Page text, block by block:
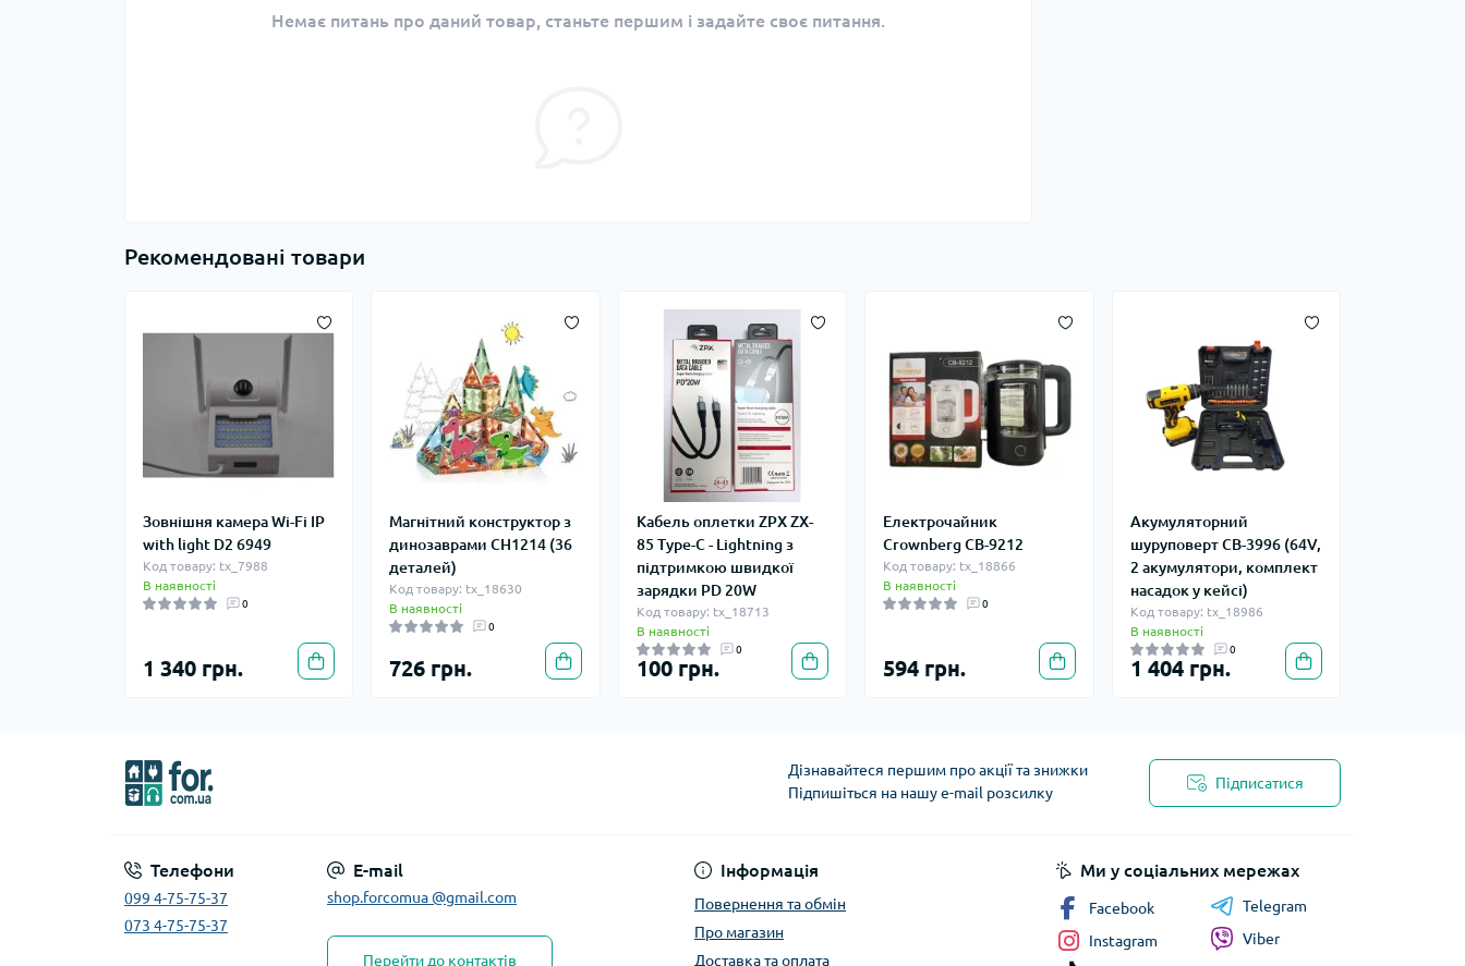
Немає питань про даний товар, станьте першим і задайте своє питання.
Рекомендовані товари
Зовнішня камера Wi-Fi IP
with light D2 6949
Код товару: tx_7988
В наявності
0
1 340 грн.
Магнітний конструктор з
динозаврами CH1214 (36
деталей)
Код товару: tx_18630
В наявності
0
726 грн.
Кабель оплетки ZPX ZX-
85 Type-C - Lightning з
підтримкою швидкої
зарядки PD 20W
Код товару: tx_18713
В наявності
0
100 грн.
Електрочайник
Crownberg CB-9212
Код товару: tx_18866
В наявності
0
594 грн.
Акумуляторний
шуруповерт CB-3996 (64V,
2 акумулятори, комплект
насадок у кейсі)
Код товару: tx_18986
В наявності
0
1 404 грн.
Дізнавайтеся першим про акції та знижки
Підпишіться на нашу e-mail розсилку
Підписатися
Телефони
099 4-75-75-37
073 4-75-75-37
E-mail
shop.forcomua @gmail.com
Перейти до контактів
Інформація
Повернення та обмін
Про магазин
Доставка та оплата
Ми у соціальних мережах
Facebook
Instagram
Telegram
Viber